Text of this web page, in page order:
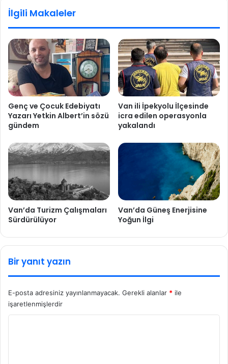
İlgili Makaleler
Genç ve Çocuk Edebiyatı
Yazarı Yetkin Albert’in sözü
gündem
Van ili İpekyolu İlçesinde
icra edilen operasyonla
yakalandı
Van’da Turizm Çalışmaları
Sürdürülüyor
Van’da Güneş Enerjisine
Yoğun İlgi
Bir yanıt yazın
E-posta adresiniz yayınlanmayacak. Gerekli alanlar * ile
işaretlenmişlerdir